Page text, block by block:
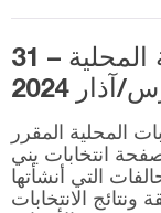
إهلارا
المركز
أورطاكوي
صاغلق
ساراتلي
المرشحون للانتخابات البلدية المحلية – 31
آذار 2024
المحلية المقرر
صفحة انتخابات يني
التي أنشأتها
ولاية ومنطقة ونتائج الانتخابات